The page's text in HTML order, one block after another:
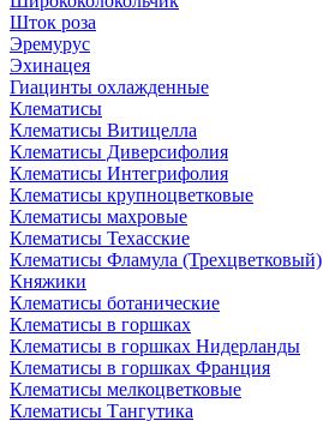
Шток роза
Эремурус
Эхинацея
Гиацинты охлажденные
Клематисы
Клематисы Витицелла
Клематисы Диверсифолия
Клематисы Интегрифолия
Клематисы крупноцветковые
Клематисы махровые
Клематисы Техасские
Клематисы Фламула (Трехцветковый)
Княжики
Клематисы ботанические
Клематисы в горшках
Клематисы в горшках Нидерланды
Клематисы в горшках Франция
Клематисы мелкоцветковые
Клематисы Тангутика